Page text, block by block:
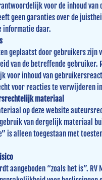
voor de inhoud van
geen garanties over de
informatie daar.
geplaatst door gebruikers zijn
van de betreffende gebruiker.
voor inhoud van
voor reacties te verwijderen
materiaal
op deze website
van dergelijk materiaal
is alleen toegestaan met
aangeboden “zoals het is”. RV